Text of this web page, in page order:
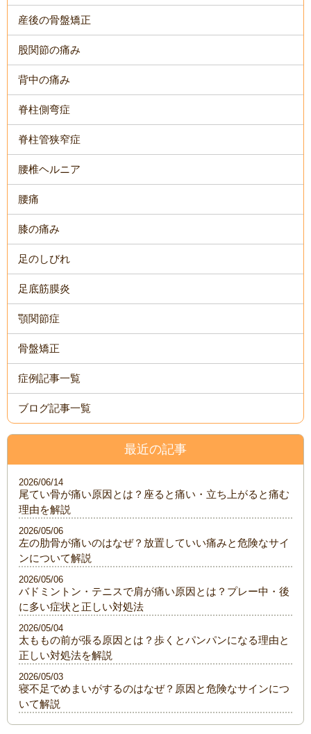
産後の骨盤矯正
股関節の痛み
背中の痛み
脊柱側弯症
脊柱管狭窄症
腰椎ヘルニア
腰痛
膝の痛み
足のしびれ
足底筋膜炎
顎関節症
骨盤矯正
症例記事一覧
ブログ記事一覧
最近の記事
尾てい骨が痛い原因とは？座ると痛い・立ち上がると痛む
理由を解説
2026/06/14
左の肋骨が痛いのはなぜ？放置していい痛みと危険なサイ
ンについて解説
2026/05/06
バドミントン・テニスで肩が痛い原因とは？プレー中・後
に多い症状と正しい対処法
2026/05/06
太ももの前が張る原因とは？歩くとパンパンになる理由と
正しい対処法を解説
2026/05/04
寝不足でめまいがするのはなぜ？原因と危険なサインにつ
いて解説
2026/05/03